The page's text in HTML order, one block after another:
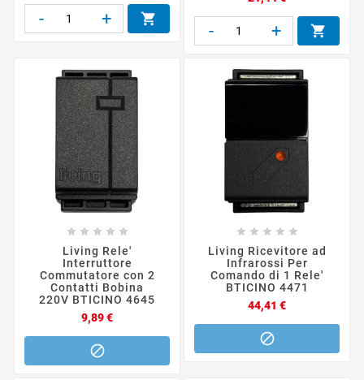
- + 
- + 
    
Living Rele'
Interruttore
Commutatore con 2
Contatti Bobina
220V BTICINO 4645
9,89 €Prezzo

    
Living Ricevitore ad
Infrarossi Per
Comando di 1 Rele'
BTICINO 4471
44,41 €Prezzo
